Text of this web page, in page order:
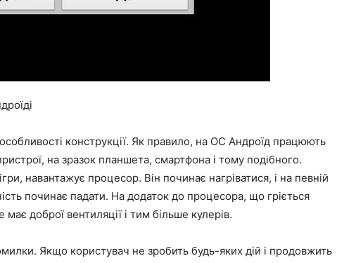
конструкції. Як правило, на ОС Андроїд працюють
на зразок планшета, смартфона і тому подібного.
навантажує процесор. Він починає нагріватися, і на певній
починає падати. На додаток до процесора, що гріється
доброї вентиляції і тим більше кулерів.
Якщо користувач не зробить будь-яких дій і продовжить